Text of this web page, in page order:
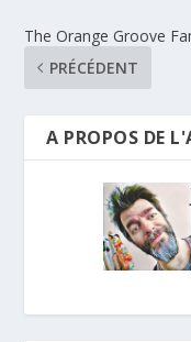
The Orange Groove
PRÉCÉDENT
A PROPOS DE